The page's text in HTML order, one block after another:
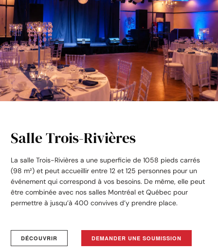
Salle Trois-Rivières
La salle Trois-Rivières a une superficie de 1058 pieds carrés
(98 m²) et peut accueillir entre 12 et 125 personnes pour un
événement qui correspond à vos besoins. De même, elle peut
être combinée avec nos salles Montréal et Québec pour
permettre à jusqu’à 400 convives d’y prendre place.
DÉCOUVRIR DEMANDER UNE SOUMISSION